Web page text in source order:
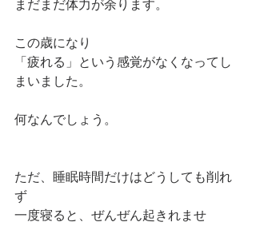
まだまだ体力が余ります。
この歳になり
「疲れる」という感覚がなくなってし
まいました。
何なんでしょう。
ただ、睡眠時間だけはどうしても削れ
ず
一度寝ると、ぜんぜん起きれませ